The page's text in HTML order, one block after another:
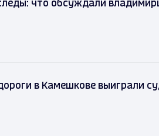
что обсуждали
в Камешкове выиграли